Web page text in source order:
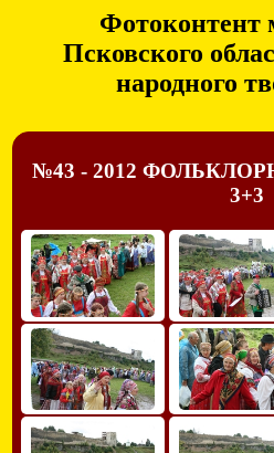
Фотоконтент
Псковского
народного
№43 - 2012
3+3